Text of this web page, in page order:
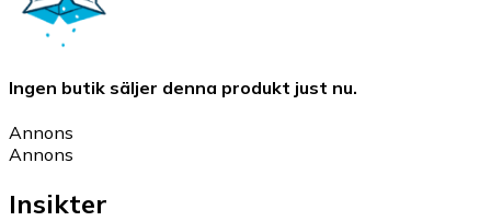
Ingen butik säljer denna produkt just nu.
Annons
Annons
Insikter